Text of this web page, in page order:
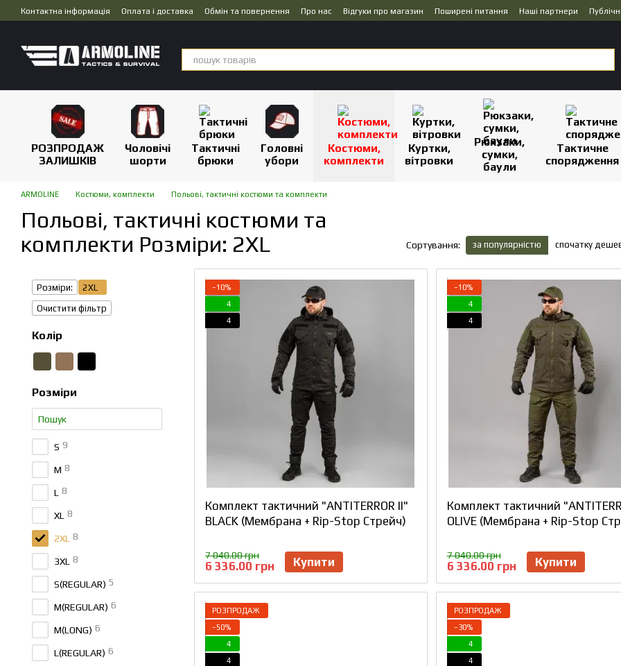
Перейти до основного контенту
Контактна інформація Оплата і доставка Обмін та повернення Про нас Відгуки про магазин Поширені питання Наші партнери
РОЗПРОДАЖ
ЗАЛИШКІВ
Чоловічі
шорти
Тактичні
брюки
Головні
убори
Костюми,
комплекти
Куртки,
вітровки
Рюкзаки,
сумки,
баули
Тактичне
спорядження
ARMOLINE Костюми, комплекти Польові, тактичні костюми та комплекти
Польові, тактичні костюми та
комплекти Розміри: 2XL
Сортування: за популярністю спочатку
−10%
4
4
Комплект тактичний "ANTITERROR II"
BLACK (Мембрана + Rip-Stop Стрейч)
7 040.00 грн
6 336.00 грн Купити
−10%
4
4
Комплект тактичний
OLIVE (Мембрана + Rip-Stop
7 040.00 грн
6 336.00 грн Купити
РОЗПРОДАЖ
−50%
4
4
РОЗПРОДАЖ
−30%
4
4
Розміри:
2XL
Очистити фільтр
Колір
Розміри
S 9
M 8
L 8
XL 8
2XL 8
3XL 8
S(REGULAR) 5
M(REGULAR) 6
M(LONG) 6
L(REGULAR) 6